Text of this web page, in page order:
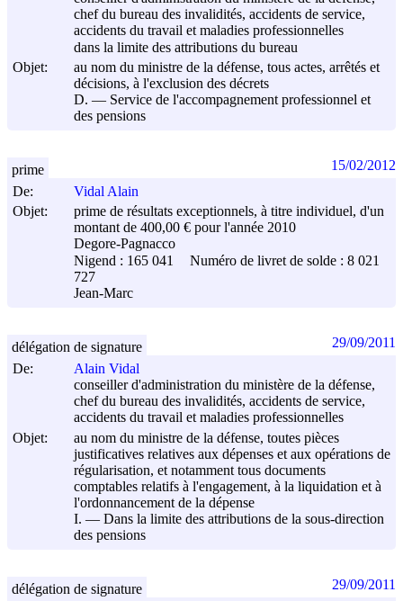
chef du bureau des invalidités, accidents de service,
accidents du travail et maladies professionnelles
dans la limite des attributions du bureau
Objet:
au nom du ministre de la défense, tous actes, arrêtés et
décisions, à l'exclusion des décrets
D. ― Service de l'accompagnement professionnel et
des pensions
De:
Vidal Alain
Objet:
prime de résultats exceptionnels, à titre individuel, d'un
montant de 400,00 € pour l'année 2010
Degore-Pagnacco
Nigend : 165 041
Numéro de livret de solde : 8 021
727
Jean-Marc
prime 15/02/2012
De:
Alain Vidal
conseiller d'administration du ministère de la défense,
chef du bureau des invalidités, accidents de service,
accidents du travail et maladies professionnelles
Objet:
au nom du ministre de la défense, toutes pièces
justificatives relatives aux dépenses et aux opérations de
régularisation, et notamment tous documents
comptables relatifs à l'engagement, à la liquidation et à
l'ordonnancement de la dépense
I. ― Dans la limite des attributions de la sous-direction
des pensions
délégation de signature 29/09/2011
délégation de signature 29/09/2011